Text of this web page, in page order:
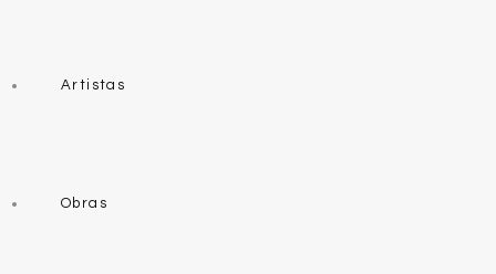
Artistas
Obras